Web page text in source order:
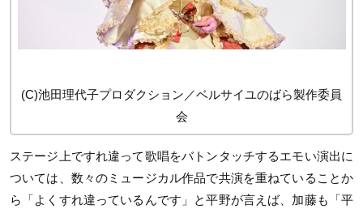
(C)池田理代子プロダクション／ベルサイユのばら製作委員
会
ステージ上ですれ違って歌唱をバトンタッチするエモい演出に
ついては、数々のミュージカル作品で共演を重ねていることか
ら「よくすれ違っているんです」と平野が言えば、加藤も「平